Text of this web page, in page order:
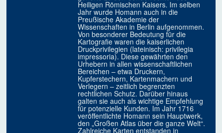
Heiligen Römischen Kaisers. Im selben
Jahr wurde Homann auch in die
Preußische Akademie der
Wissenschaften in Berlin aufgenommen.
Von besonderer Bedeutung für die
Kartografie waren die kaiserlichen
Druckprivilegien (lateinisch: privilegia
impressoria). Diese gewährten den
Urhebern in allen wissenschaftlichen
Bereichen – etwa Druckern,
Kupferstechern, Kartenmachern und
Verlegern – zeitlich begrenzten
rechtlichen Schutz. Darüber hinaus
galten sie auch als wichtige Empfehlung
für potenzielle Kunden. Im Jahr 1716
veröffentlichte Homann sein Hauptwerk,
den „Großen Atlas über die ganze Welt“.
Zahlreiche Karten entstanden in